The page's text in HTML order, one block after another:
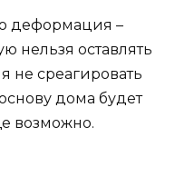
деформация –
нельзя оставлять
не среагировать
дома будет
возможно.